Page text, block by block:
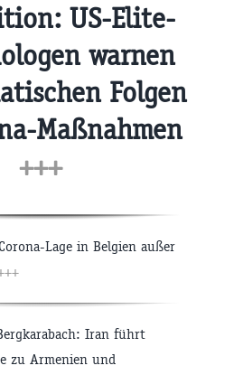
US-Elite-
warnen
Folgen
Maßnahmen
+++
Lage in Belgien außer
Iran führt
zu Armenien und